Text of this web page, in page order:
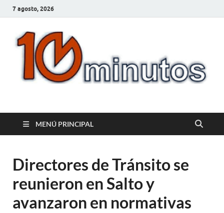
7 agosto, 2026
10minutos.com.uy
MENÚ PRINCIPAL
Directores de Tránsito se
reunieron en Salto y
avanzaron en normativas